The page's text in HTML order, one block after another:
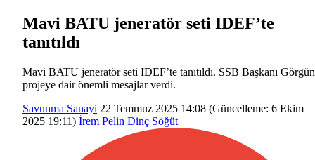
Mavi BATU jeneratör seti IDEF’te
tanıtıldı
Mavi BATU jeneratör seti IDEF’te tanıtıldı. SSB Başkanı
projeye dair önemli mesajlar verdi.
Savunma Sanayi 22 Temmuz 2025 14:08 (Güncelleme: 6 Ekim
2025 19:11) İrem Pelin Dinç Söğüt